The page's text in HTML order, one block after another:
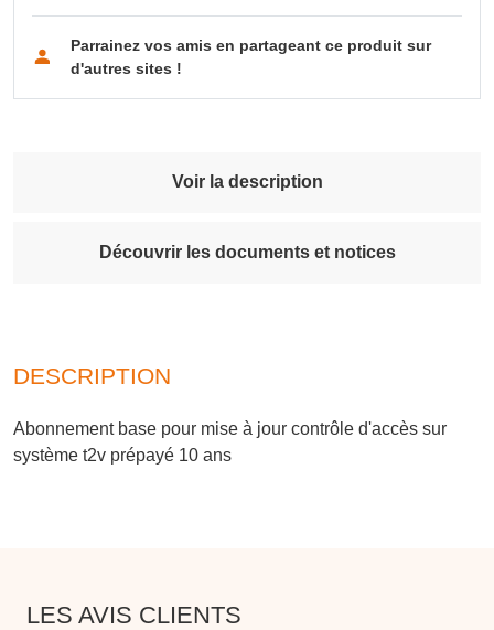
Parrainez vos amis en partageant ce produit sur
d'autres sites !
Voir la description
Découvrir les documents et notices
DESCRIPTION
Abonnement base pour mise à jour contrôle d'accès sur
système t2v prépayé 10 ans
LES AVIS CLIENTS